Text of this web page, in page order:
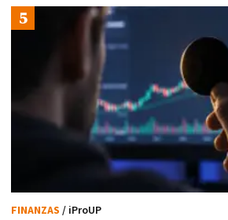
FINANZAS / iProUP